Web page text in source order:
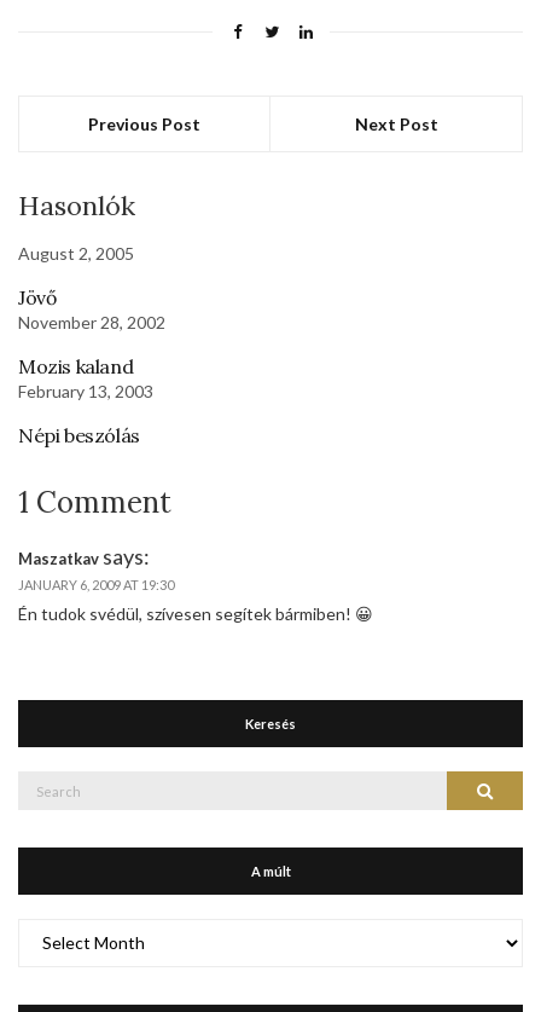
Previous Post Next Post
Hasonlók
August 2, 2005
Jövő
November 28, 2002
Mozis kaland
February 13, 2003
Népi beszólás
1 Comment
Maszatkav says:
JANUARY 6, 2009 AT 19:30
Én tudok svédül, szívesen segítek bármiben! 😀
Keresés
Search
A múlt
múlt